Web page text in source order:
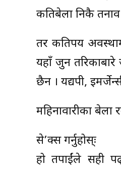
कतिबेला निकै तनाव
तर कतिपय
यहाँ जुन
छैन । यद्यपी,
महिनावारीका बेला
से’क्स गर्नुहोस्ः
हो तपाईंले सही